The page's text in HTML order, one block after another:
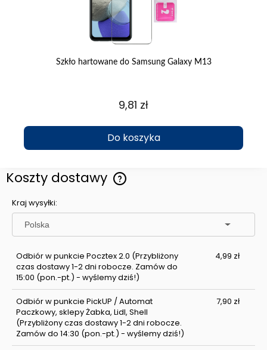
Szkło hartowane do Samsung Galaxy M13
9,81 zł
Do koszyka
Koszty dostawy
Cena nie zawiera ewentualnych kosztów płatności
Kraj wysyłki:
Odbiór w punkcie Pocztex 2.0 (Przybliżony
czas dostawy 1-2 dni robocze. Zamów do
15:00 (pon.-pt.) - wyślemy dziś!)
4,99 zł
Odbiór w punkcie PickUP / Automat
Paczkowy, sklepy Żabka, Lidl, Shell
(Przybliżony czas dostawy 1-2 dni robocze.
Zamów do 14:30 (pon.-pt.) - wyślemy dziś!)
7,90 zł